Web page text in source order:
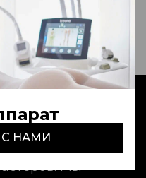
С НАМИ
- это идеальный
Мы